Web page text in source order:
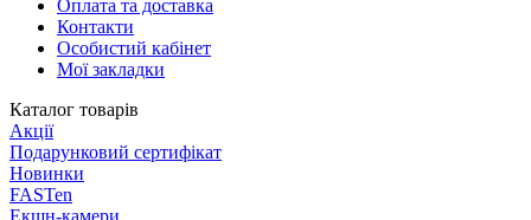
Оплата та доставка
Контакти
Особистий кабінет
Мої закладки
Каталог товарів
Акції
Подарунковий сертифікат
Новинки
FASTen
Екшн-камери